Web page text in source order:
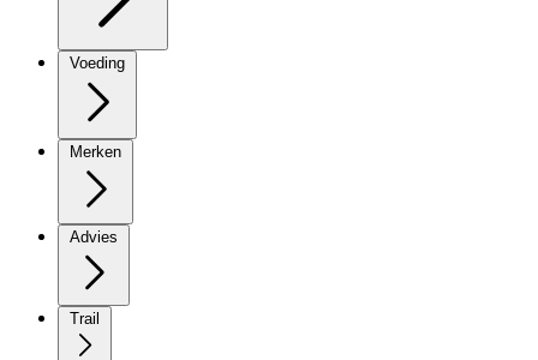
Voeding
Merken
Advies
Trail